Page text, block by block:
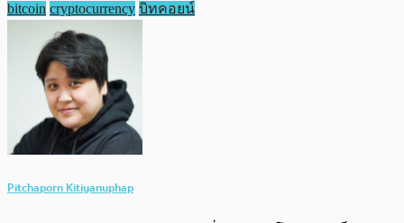
bitcoin cryptocurrency บิทคอยน์
Pitchaporn Kitiyanuphap